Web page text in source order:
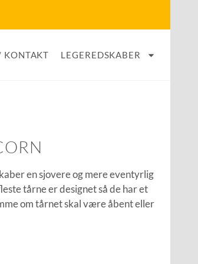
KONTAKT LEGEREDSKABER
en sjovere og mere eventyrlig
tårne er designet så de har et
om tårnet skal være åbent eller